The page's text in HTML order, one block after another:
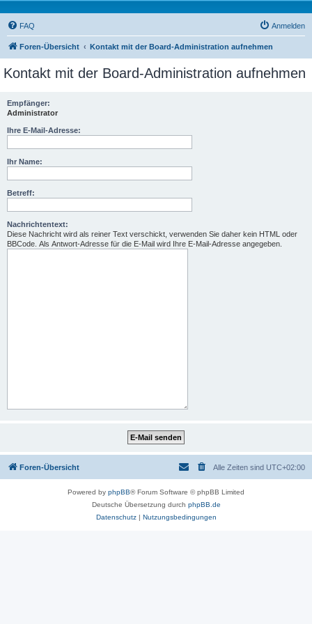
FAQ Anmelden
Foren-Übersicht Kontakt mit der Board-Administration aufnehmen
Kontakt mit der Board-Administration aufnehmen
Empfänger:
Administrator
Ihre E-Mail-Adresse:
Ihr Name:
Betreff:
Nachrichtentext:
Diese Nachricht wird als reiner Text verschickt, verwenden Sie daher kein HTML oder
BBCode. Als Antwort-Adresse für die E-Mail wird Ihre E-Mail-Adresse angegeben.
Foren-Übersicht Alle Zeiten sind UTC+02:00
Powered by phpBB® Forum Software © phpBB Limited
Deutsche Übersetzung durch phpBB.de
Datenschutz| Nutzungsbedingungen